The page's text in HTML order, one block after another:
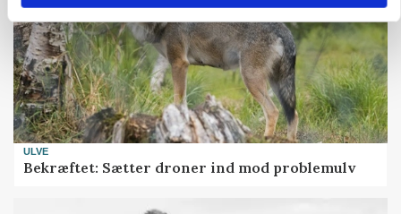
ULVE
Bekræftet: Sætter droner ind mod problemulv